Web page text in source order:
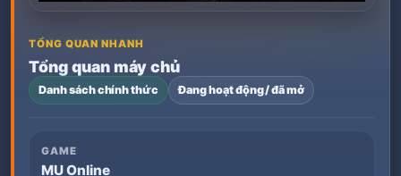
TỔNG QUAN NHANH
Tổng quan máy chủ
Danh sách chính thức Đang hoạt động / đã mở
GAME
MU Online